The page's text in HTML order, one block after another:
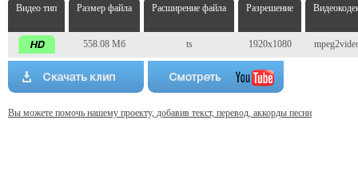
Видео тип Размер файла Расширение файла Разрешение
558.08 Мб ts 1920x1080
Вы можете помочь нашему проекту, добавив текст, перевод, аккорды песни